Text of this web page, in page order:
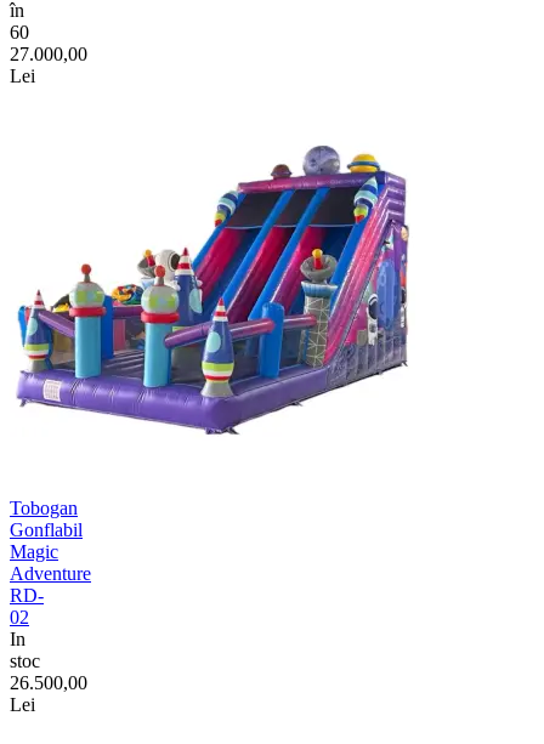
în
60
27.000,00
Lei
Tobogan
Gonflabil
Magic
Adventure
RD-
02
In
stoc
26.500,00
Lei